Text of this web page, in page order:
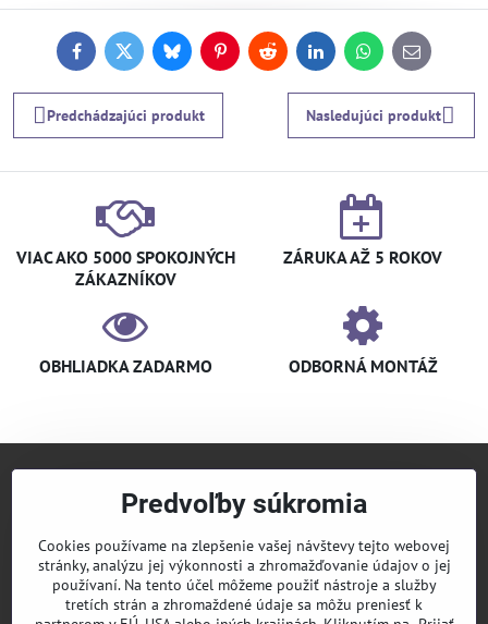
FacebookTwitterBlueskyPinterestReddit LinkedInWhatsApp
E-
mail
Predchádzajúci produkt Nasledujúci produkt
VIAC AKO 5000 SPOKOJNÝCH
ZÁKAZNÍKOV
ZÁRUKA AŽ 5 ROKOV
OBHLIADKA ZADARMO ODBORNÁ MONTÁŽ
KLIMANIAK Pridajte sa k nám
Sledujte nás
Predvoľby súkromia
Cookies používame na zlepšenie vašej návštevy tejto webovej
stránky, analýzu jej výkonnosti a zhromažďovanie údajov o jej
používaní. Na tento účel môžeme použiť nástroje a služby
tretích strán a zhromaždené údaje sa môžu preniesť k